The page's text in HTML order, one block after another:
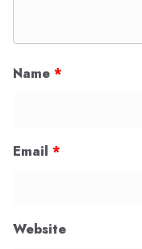
Name *
Email *
Website